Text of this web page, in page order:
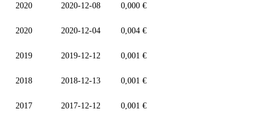
2020 2020-12-08 0,000 €
2020 2020-12-04 0,004 €
2019 2019-12-12 0,001 €
2018 2018-12-13 0,001 €
2017 2017-12-12 0,001 €